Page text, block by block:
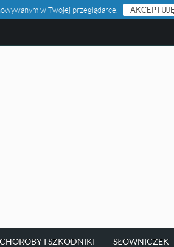
w Twojej przeglądarce.
CHOROBY I SZKODNIKI SŁOWNICZEK